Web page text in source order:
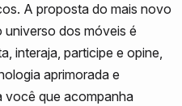
A proposta do mais novo
dos móveis é
interaja, participe e opine,
aprimorada e
você que acompanha